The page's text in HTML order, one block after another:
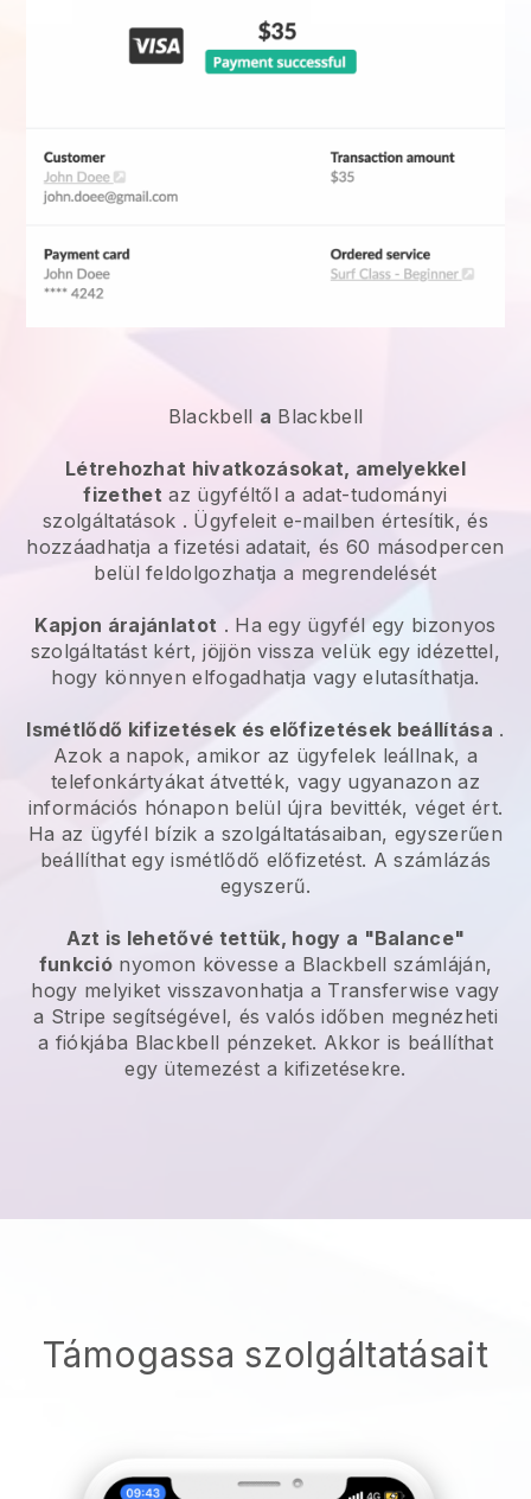
Blackbell a Blackbell
Létrehozhat hivatkozásokat, amelyekkel
fizethet az ügyféltől aadat-tudományi
szolgáltatások . Ügyfeleit e-mailben értesítik, és
hozzáadhatja a fizetési adatait, és 60 másodpercen
belül feldolgozhatja a megrendelését
Kapjon árajánlatot . Ha egy ügyfél egy bizonyos
szolgáltatást kért, jöjjön vissza velük egy idézettel,
hogy könnyen elfogadhatja vagy elutasíthatja.
Ismétlődő kifizetések és előfizetések beállítása .
Azok a napok, amikor az ügyfelek leállnak, a
telefonkártyákat átvették, vagy ugyanazon az
információs hónapon belül újra bevitték, véget ért.
Ha az ügyfél bízik a szolgáltatásaiban, egyszerűen
beállíthat egy ismétlődő előfizetést. A számlázás
egyszerű.
Azt is lehetővé tettük, hogy a "Balance"
funkció nyomon kövesse a Blackbell számláján,
hogy melyiket visszavonhatja a Transferwise vagy
a Stripe segítségével, és valós időben megnézheti
a fiókjába Blackbell pénzeket. Akkor is beállíthat
egy ütemezést a kifizetésekre.
Támogassa szolgáltatásait